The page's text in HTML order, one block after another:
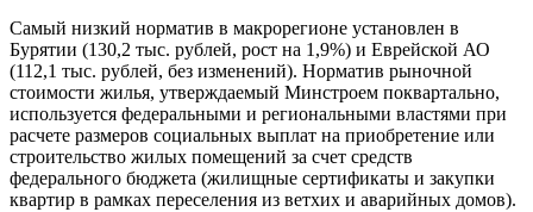
Самый низкий норматив в макрорегионе установлен в
Бурятии (130,2 тыс. рублей, рост на 1,9%) и Еврейской АО
(112,1 тыс. рублей, без изменений). Норматив рыночной
стоимости жилья, утверждаемый Минстроем поквартально,
используется федеральными и региональными властями при
расчете размеров социальных выплат на приобретение или
строительство жилых помещений за счет средств
федерального бюджета (жилищные сертификаты и закупки
квартир в рамках переселения из ветхих и аварийных домов).